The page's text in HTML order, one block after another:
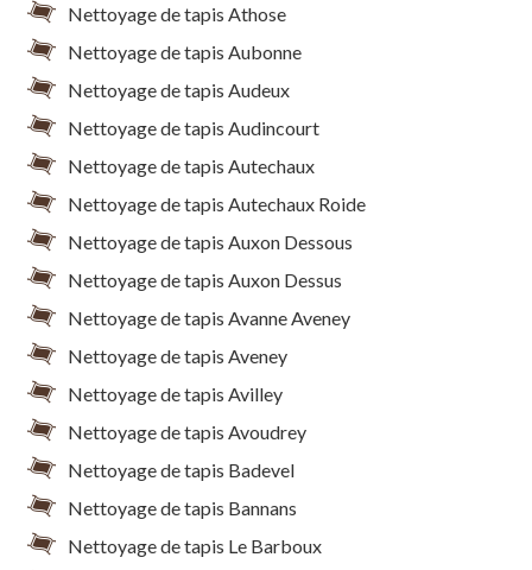
Nettoyage de tapis Athose
Nettoyage de tapis Aubonne
Nettoyage de tapis Audeux
Nettoyage de tapis Audincourt
Nettoyage de tapis Autechaux
Nettoyage de tapis Autechaux Roide
Nettoyage de tapis Auxon Dessous
Nettoyage de tapis Auxon Dessus
Nettoyage de tapis Avanne Aveney
Nettoyage de tapis Aveney
Nettoyage de tapis Avilley
Nettoyage de tapis Avoudrey
Nettoyage de tapis Badevel
Nettoyage de tapis Bannans
Nettoyage de tapis Le Barboux